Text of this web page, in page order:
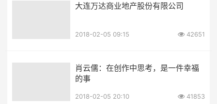
大连万达商业地产股份有限公司
2018-02-05 09:15 42651
肖云儒：在创作中思考，是一件幸福
的事
2018-02-05 20:10 41853